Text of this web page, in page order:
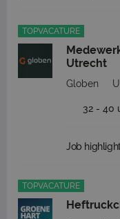
TOPVACATURE
Utrecht
Globen
32 - 40
Job
TOPVACATURE